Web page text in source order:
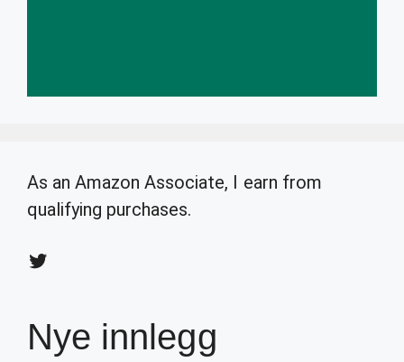
As an Amazon Associate, I earn from
qualifying purchases.
Twitter
Nye innlegg